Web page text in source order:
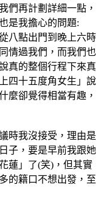
們再計劃詳細一點，
是我擔心的問題:
八點出門到晚上六時
情過我們，而我們也
真的整個行程下來真
四十五度角女生」說
麼卻覺得相當有趣，
時我沒接受，理由是
子，要是早前我跟她
蓮」了(笑)，但其實
的籍口不想出發，至